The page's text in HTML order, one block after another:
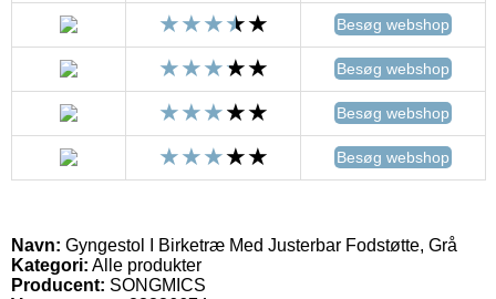
Besøg webshop
Besøg webshop
Besøg webshop
Besøg webshop
Navn: Gyngestol I Birketræ Med Justerbar Fodstøtte, Grå
Kategori: Alle produkter
Producent: SONGMICS